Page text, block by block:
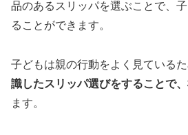
品のあるスリッパを選ぶことで、
ることができます。
子どもは親の行動をよく見ているた
識したスリッパ選びをすることで
ます。